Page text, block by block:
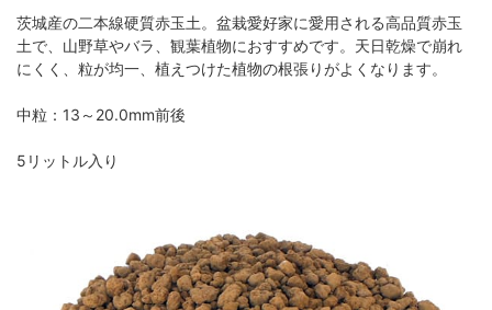
茨城産の二本線硬質赤玉土。盆栽愛好家に愛用される高品質赤玉
土で、山野草やバラ、観葉植物におすすめです。天日乾燥で崩れ
にくく、粒が均一、植えつけた植物の根張りがよくなります。
中粒：13～20.0mm前後
5リットル入り